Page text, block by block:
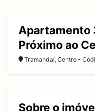
Apartamento
Próximo ao
Tramandaí, Centro -
Sobre o